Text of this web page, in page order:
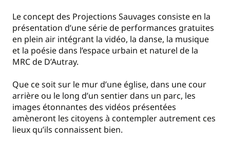
Le concept des Projections Sauvages consiste en la
présentation d’une série de performances gratuites
en plein air intégrant la vidéo, la danse, la musique
et la poésie dans l’espace urbain et naturel de la
MRC de D’Autray.
Que ce soit sur le mur d’une église, dans une cour
arrière ou le long d’un sentier dans un parc, les
images étonnantes des vidéos présentées
amèneront les citoyens à contempler autrement ces
lieux qu’ils connaissent bien.